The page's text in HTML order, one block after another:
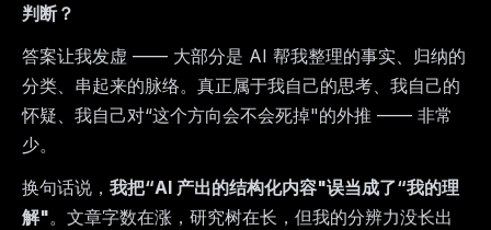
判断？
答案让我发虚 —— 大部分是 AI 帮我整理的事实、归纳的
分类、串起来的脉络。真正属于我自己的思考、我自己的
怀疑、我自己对“这个方向会不会死掉"的外推 —— 非常
少。
换句话说， 我把“AI 产出的结构化内容"误当成了“我的理
解"。文章字数在涨，研究树在长，但我的分辨力没长出